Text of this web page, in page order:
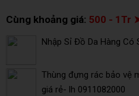
Cùng khoảng giá: 500 - 1Tr
Nhập Sỉ Đồ Da Hàng Có
Thùng đựng rác bảo vệ
giá rẻ- lh 0911082000